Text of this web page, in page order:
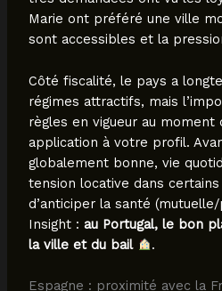
Marie ont préféré une ville
sont accessibles et la
Côté fiscalité, le pays a
régimes attractifs, mais
règles en vigueur au
application à votre profil.
globalement bonne, vie
tension locative dans
d’anticiper la santé
Insight : au Portugal, le bon
la ville et du bail
.
Espagne : proximité avec la